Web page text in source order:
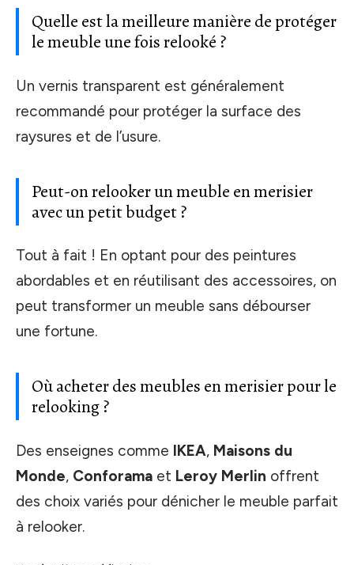
Quelle est la meilleure manière de protéger
le meuble une fois relooké ?
Un vernis transparent est généralement
recommandé pour protéger la surface des
raysures et de l’usure.
Peut-on relooker un meuble en merisier
avec un petit budget ?
Tout à fait ! En optant pour des peintures
abordables et en réutilisant des accessoires, on
peut transformer un meuble sans débourser
une fortune.
Où acheter des meubles en merisier pour le
relooking ?
Des enseignes comme IKEA, Maisons du
Monde, Conforama et Leroy Merlin offrent
des choix variés pour dénicher le meuble parfait
à relooker.